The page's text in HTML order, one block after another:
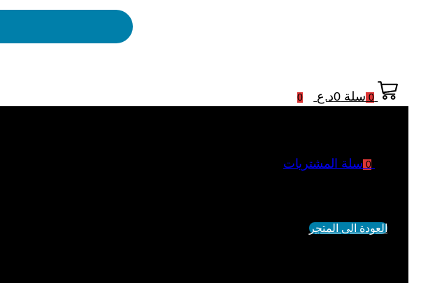
0 سلة 0د.ع 0
0 سلة المشتريات
العودة الى المتجر